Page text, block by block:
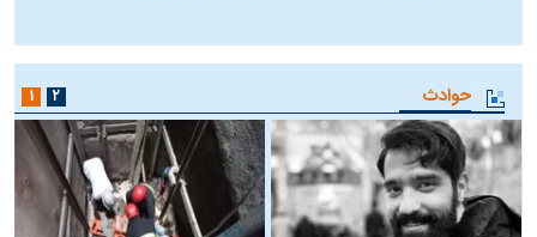
حوادث ۱ ۲